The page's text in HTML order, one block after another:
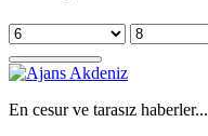
En cesur ve tarasız haberler...